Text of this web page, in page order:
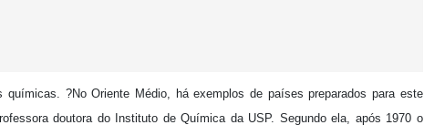
?No Oriente Médio, há exemplos de países preparados para este
doutora do Instituto de Química da USP. Segundo ela, após 1970 o